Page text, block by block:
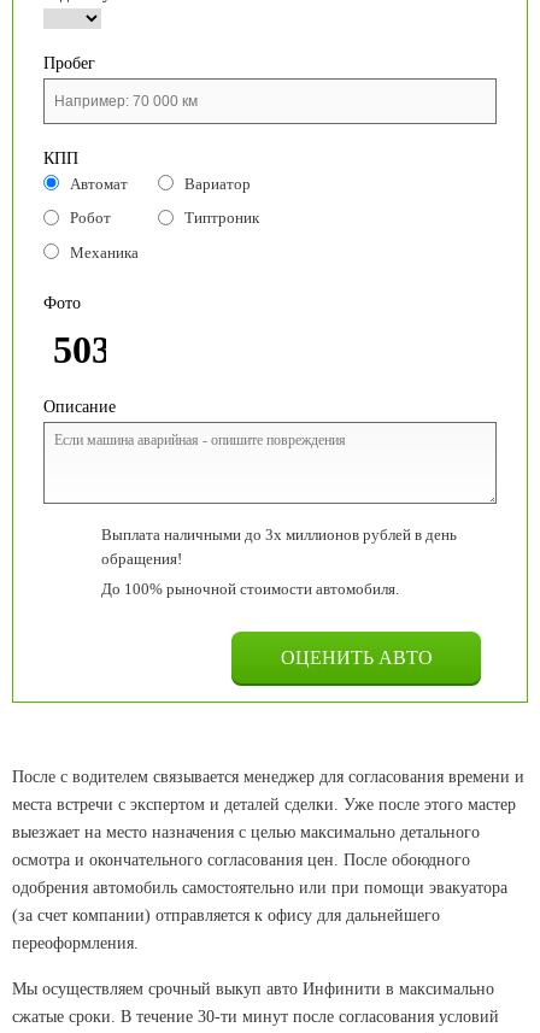
Пробег
КПП
Автомат
Вариатор
Робот
Типтроник
Механика
Фото
Описание
Выплата наличными до 3х миллионов рублей в день
обращения!
До 100% рыночной стоимости автомобиля.
После с водителем связывается менеджер для согласования времени и
места встречи с экспертом и деталей сделки. Уже после этого мастер
выезжает на место назначения с целью максимально детального
осмотра и окончательного согласования цен. После обоюдного
одобрения автомобиль самостоятельно или при помощи эвакуатора
(за счет компании) отправляется к офису для дальнейшего
переоформления.
Мы осуществляем срочный выкуп авто Инфинити в максимально
сжатые сроки. В течение 30-ти минут после согласования условий